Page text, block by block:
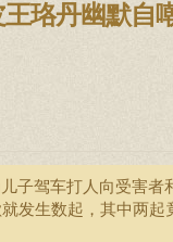
珞丹幽默自
子驾车打人向受害者
发生数起，其中两起